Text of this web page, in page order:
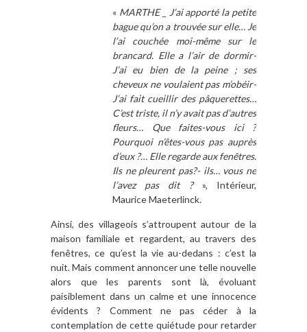
« MARTHE _ J’ai apporté la petite
bague qu’on a trouvée sur elle… Je
l’ai couchée moi-même sur le
brancard. Elle a l’air de dormir-
J’ai eu bien de la peine ; ses
cheveux ne voulaient pas m’obéir-
J’ai fait cueillir des pâquerettes…
C’est triste, il n’y avait pas d’autres
fleurs… Que faites-vous ici ?
Pourquoi n’êtes-vous pas auprès
d’eux ?… Elle regarde aux fenêtres.
Ils ne pleurent pas?- ils… vous ne
l’avez pas dit ?», Intérieur,
Maurice Maeterlinck.
Ainsi, des villageois s’attroupent autour de la
maison familiale et regardent, au travers des
fenêtres, ce qu’est la vie au-dedans : c’est la
nuit. Mais comment annoncer une telle nouvelle
alors que les parents sont là, évoluant
paisiblement dans un calme et une innocence
évidents ? Comment ne pas céder à la
contemplation de cette quiétude pour retarder